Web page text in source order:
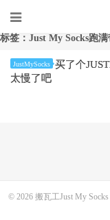
标签：Just My Socks跑
JustMySocks
买了个
太慢了吧
© 2026 搬瓦工Just My Socks